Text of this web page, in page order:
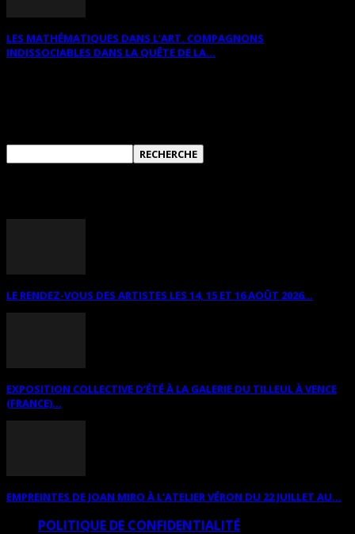
LES MATHÉMATIQUES DANS L’ART. COMPAGNONS
INDISSOCIABLES DANS LA QUÊTE DE LA...
LE RENDEZ-VOUS DES ARTISTES LES 14, 15 ET 16 AOÛT 2026...
EXPOSITION COLLECTIVE D’ÉTÉ À LA GALERIE DU TILLEUL À VENCE
(FRANCE)...
EMPREINTES DE JOAN MIRO À L’ATELIER VÉRON DU 22 JUILLET AU...
POLITIQUE DE CONFIDENTIALITÉ